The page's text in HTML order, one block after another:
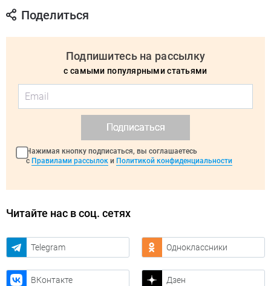
Поделиться
Подпишитесь на рассылку
с самыми популярными статьями
Подписаться
Нажимая кнопку подписаться, вы соглашаетесь
с Правилами рассылок и Политикой конфиденциальности
Читайте нас в соц. сетях
Telegram Одноклассники
ВКонтакте Дзен